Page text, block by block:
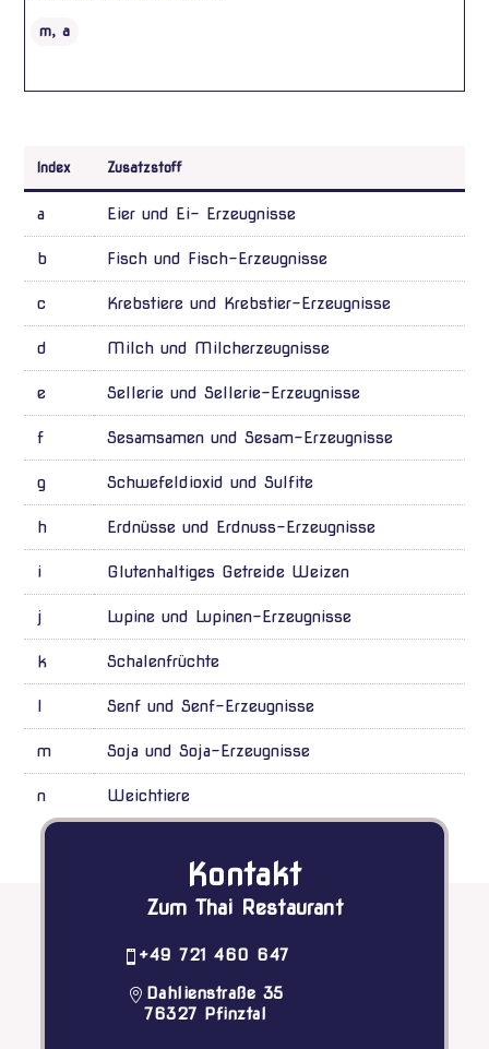
m, a
Index Zusatzstoff
a Eier und Ei- Erzeugnisse
b Fisch und Fisch-Erzeugnisse
c Krebstiere und Krebstier-Erzeugnisse
d Milch und Milcherzeugnisse
e Sellerie und Sellerie-Erzeugnisse
f Sesamsamen und Sesam-Erzeugnisse
g Schwefeldioxid und Sulfite
h Erdnüsse und Erdnuss-Erzeugnisse
i Glutenhaltiges Getreide Weizen
j Lupine und Lupinen-Erzeugnisse
k Schalenfrüchte
l Senf und Senf-Erzeugnisse
m Soja und Soja-Erzeugnisse
n Weichtiere
Kontakt
Zum Thai Restaurant
+49 721 460 647
Dahlienstraße 35
76327 Pfinztal